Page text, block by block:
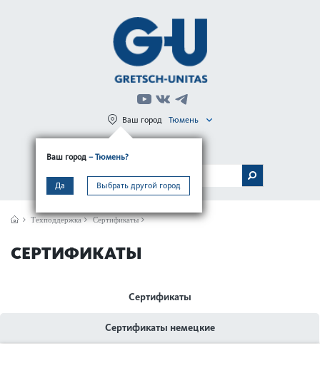
Ваш город – Тюмень?
Да Выбрать другой город
Ваш город Тюмень
МЕНЮ
Техподдержка Сертификаты
СЕРТИФИКАТЫ
Сертификаты
Сертификаты немецкие